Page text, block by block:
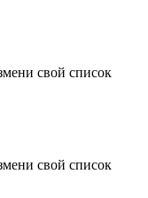
свой список
свой список